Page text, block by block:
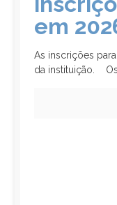
em
As inscrições
da instituição.